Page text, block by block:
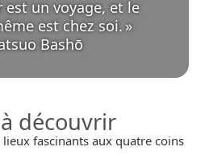
est un voyage, et le
est chez soi.
Bashō
découvrir
fascinants aux quatre coins